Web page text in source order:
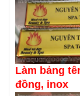
Làm bảng
đồng, inox